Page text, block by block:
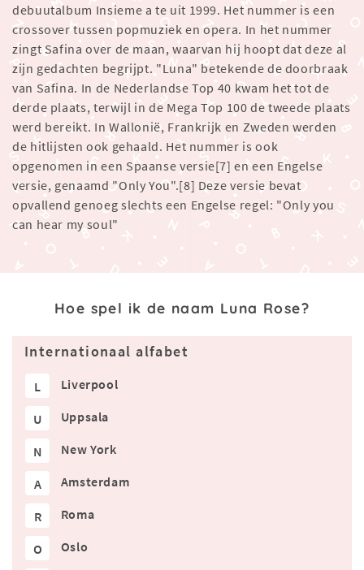
debuutalbum Insieme a te uit 1999. Het nummer is een
crossover tussen popmuziek en opera. In het nummer
zingt Safina over de maan, waarvan hij hoopt dat deze al
zijn gedachten begrijpt. "Luna" betekende de doorbraak
van Safina. In de Nederlandse Top 40 kwam het tot de
derde plaats, terwijl in de Mega Top 100 de tweede plaats
werd bereikt. In Wallonië, Frankrijk en Zweden werden
de hitlijsten ook gehaald. Het nummer is ook
opgenomen in een Spaanse versie[7] en een Engelse
versie, genaamd "Only You".[8] Deze versie bevat
opvallend genoeg slechts een Engelse regel: "Only you
can hear my soul"
Hoe spel ik de naam Luna Rose?
Internationaal alfabet
L Liverpool
U Uppsala
N New York
A Amsterdam
R Roma
O Oslo